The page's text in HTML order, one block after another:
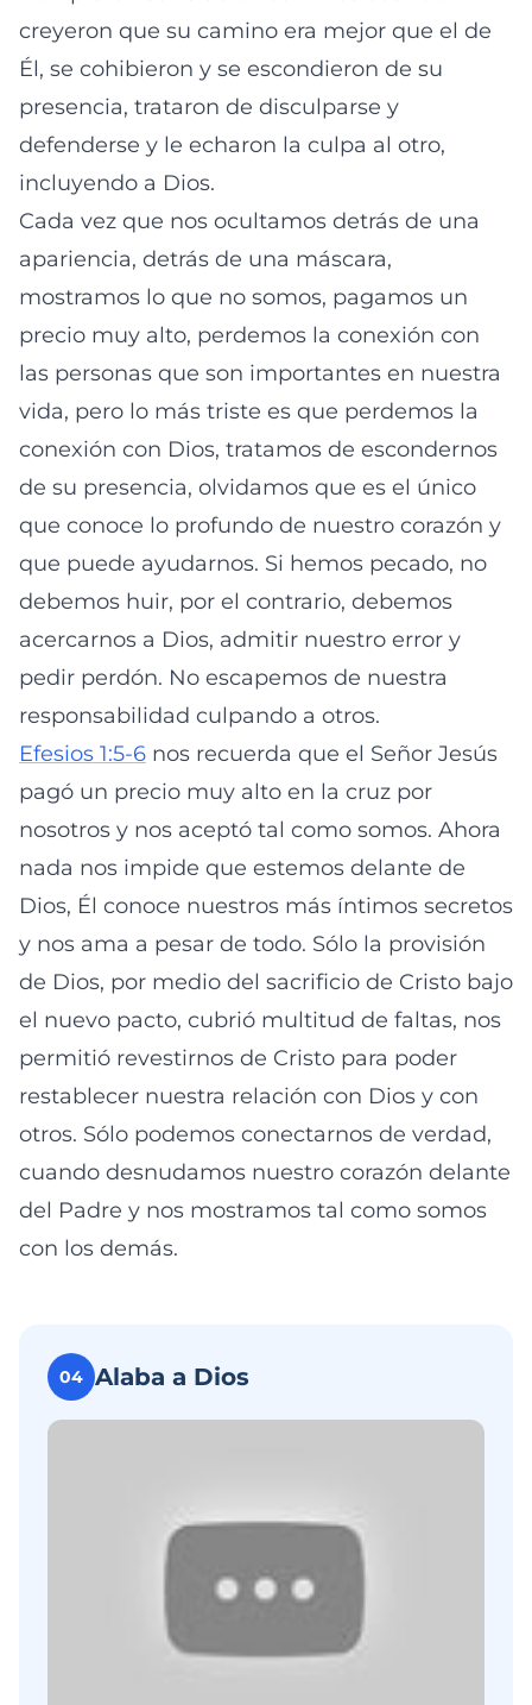
creyeron que su camino era mejor que el de
Él, se cohibieron y se escondieron de su
presencia, trataron de disculparse y
defenderse y le echaron la culpa al otro,
incluyendo a Dios.
Cada vez que nos ocultamos detrás de una
apariencia, detrás de una máscara,
mostramos lo que no somos, pagamos un
precio muy alto, perdemos la conexión con
las personas que son importantes en nuestra
vida, pero lo más triste es que perdemos la
conexión con Dios, tratamos de escondernos
de su presencia, olvidamos que es el único
que conoce lo profundo de nuestro corazón y
que puede ayudarnos. Si hemos pecado, no
debemos huir, por el contrario, debemos
acercarnos a Dios, admitir nuestro error y
pedir perdón. No escapemos de nuestra
responsabilidad culpando a otros.
Efesios 1:5-6 nos recuerda que el Señor Jesús
pagó un precio muy alto en la cruz por
nosotros y nos aceptó tal como somos. Ahora
nada nos impide que estemos delante de
Dios, Él conoce nuestros más íntimos secretos
y nos ama a pesar de todo. Sólo la provisión
de Dios, por medio del sacrificio de Cristo bajo
el nuevo pacto, cubrió multitud de faltas, nos
permitió revestirnos de Cristo para poder
restablecer nuestra relación con Dios y con
otros. Sólo podemos conectarnos de verdad,
cuando desnudamos nuestro corazón delante
del Padre y nos mostramos tal como somos
con los demás.
04 Alaba a Dios